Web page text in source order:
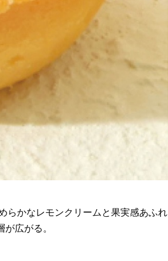
らかなレモンクリームと果実感あふれ
広がる。